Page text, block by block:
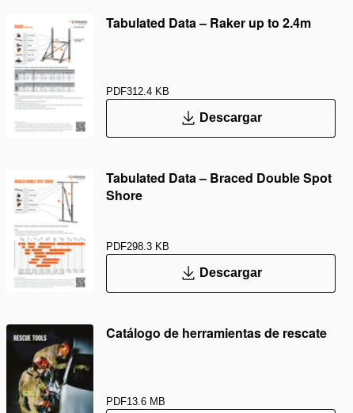
Tabulated Data – Raker up to 2.4m
PDF312.4 KB
Descargar
Tabulated Data – Braced Double Spot
Shore
PDF298.3 KB
Descargar
Catálogo de herramientas de rescate
PDF13.6 MB